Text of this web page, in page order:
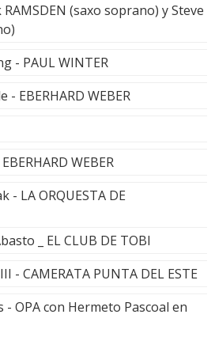
(saxo soprano) y Steve
- PAUL WINTER
EBERHARD WEBER
WEBER
- LA ORQUESTA DE
_ EL CLUB DE TOBI
- CAMERATA PUNTA DEL ESTE
- OPA con Hermeto Pascoal en